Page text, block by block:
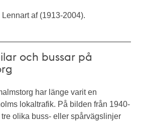
af (1913-2004).
och bussar på
har länge varit en
lokaltrafik. På bilden från 1940-
olika buss- eller spårvägslinjer